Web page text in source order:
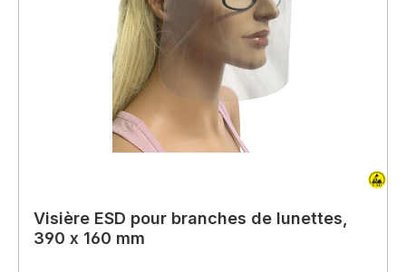
Visière ESD pour branches de lunettes,
390 x 160 mm